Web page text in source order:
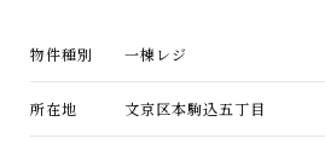
物件種別 一棟レジ
所在地 文京区本駒込五丁目